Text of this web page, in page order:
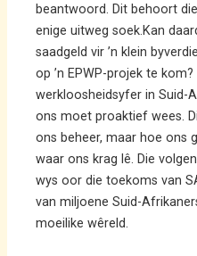
beantwoord. Dit behoort
enige uitweg soek.Kan
saadgeld vir ’n klein
op ’n EPWP-projek te
werkloosheidsyfer in Suid-
ons moet proaktief wees.
ons beheer, maar hoe ons
waar ons krag lê. Die
wys oor die toekoms van
van miljoene Suid-
moeilike wêreld.